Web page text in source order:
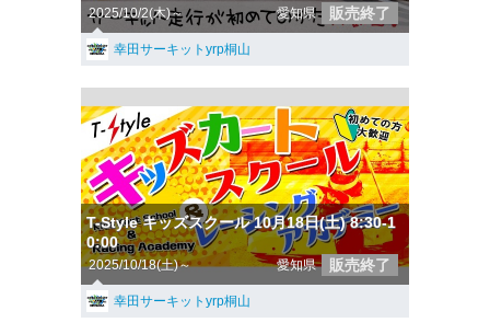
2025/10/2(木)～ 愛知県 販売終了
幸田サーキットyrp桐山
T-Style キッズスクール 10月18日(土) 8:30-1
0:00
2025/10/18(土)～ 愛知県 販売終了
幸田サーキットyrp桐山